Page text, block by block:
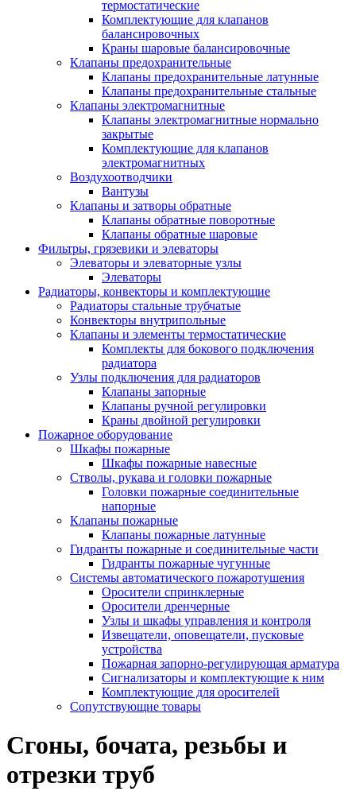
термостатические
Комплектующие для клапанов
балансировочных
Краны шаровые балансировочные
Клапаны предохранительные
Клапаны предохранительные латунные
Клапаны предохранительные стальные
Клапаны электромагнитные
Клапаны электромагнитные нормально
закрытые
Комплектующие для клапанов
электромагнитных
Воздухоотводчики
Вантузы
Клапаны и затворы обратные
Клапаны обратные поворотные
Клапаны обратные шаровые
Фильтры, грязевики и элеваторы
Элеваторы и элеваторные узлы
Элеваторы
Радиаторы, конвекторы и комплектующие
Радиаторы стальные трубчатые
Конвекторы внутрипольные
Клапаны и элементы термостатические
Комплекты для бокового подключения
радиатора
Узлы подключения для радиаторов
Клапаны запорные
Клапаны ручной регулировки
Краны двойной регулировки
Пожарное оборудование
Шкафы пожарные
Шкафы пожарные навесные
Стволы, рукава и головки пожарные
Головки пожарные соединительные
напорные
Клапаны пожарные
Клапаны пожарные латунные
Гидранты пожарные и соединительные части
Гидранты пожарные чугунные
Системы автоматического пожаротушения
Оросители спринклерные
Оросители дренчерные
Узлы и шкафы управления и контроля
Извещатели, оповещатели, пусковые
устройства
Пожарная запорно-регулирующая арматура
Сигнализаторы и комплектующие к ним
Комплектующие для оросителей
Сопутствующие товары
Сгоны, бочата, резьбы и
отрезки труб